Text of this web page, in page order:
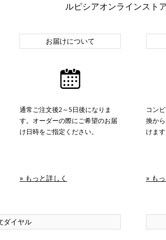
ルピシアオンラインスト
お届けについて
通常ご注文後2～5日後になりま
す。オーダーの際にご希望のお届
け日時をご指定ください。
» もっと詳しく
コン
換か
けます
» も
ダイヤル